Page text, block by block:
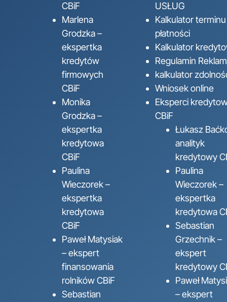
CBiF
Marlena
Grodzka –
ekspertka
kredytów
firmowych
CBiF
Monika
Grodzka –
ekspertka
kredytowa
CBiF
Paulina
Wieczorek –
ekspertka
kredytowa
CBiF
Paweł Matysiak
– ekspert
finansowania
rolników CBiF
Sebastian
USŁUG
Kalkulator terminu
płatności
Kalkulator
Regulamin
kalkulator
Wniosek online
Eksperci
CBiF
Łukasz
analityk
kredytowy
Paulina
Wieczorek –
ekspertka
kredytowa
Sebastian
Grzechnik –
ekspert
kredytowy
Paweł
– ekspert